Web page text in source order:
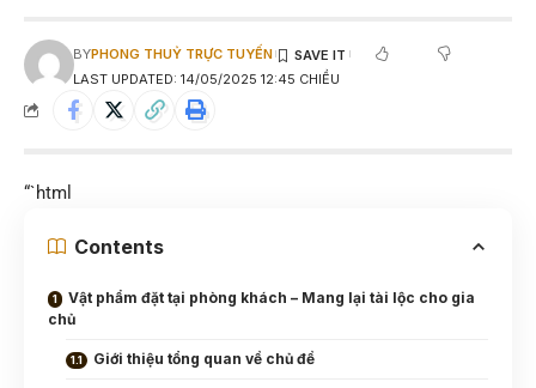
LAST UPDATED: 14/05/2025 12:45 CHIỀU
BYPHONG THUỶ TRỰC TUYẾN
“`html
Contents
Vật phẩm đặt tại phòng khách – Mang lại tài lộc cho gia
chủ
Giới thiệu tổng quan về chủ đề